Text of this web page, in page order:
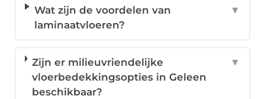
Wat zijn de voordelen van
laminaatvloeren?
▼
Zijn er milieuvriendelijke
vloerbedekkingsopties in Geleen
beschikbaar?
▼